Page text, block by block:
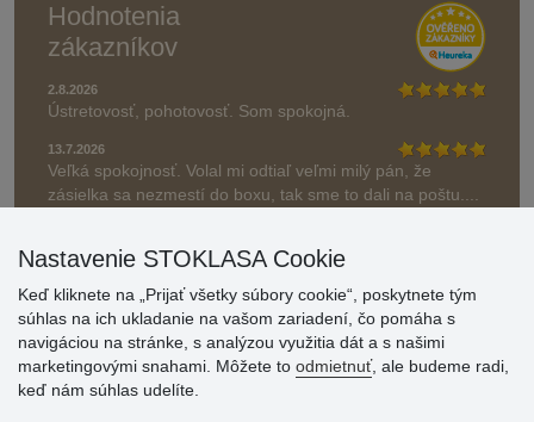
Hodnotenia
zákazníkov
2.8.2026
Ústretovosť, pohotovosť. Som spokojná.
13.7.2026
Veľká spokojnosť. Volal mi odtiaľ veľmi milý pán, že
zásielka sa nezmestí do boxu, tak sme to dali na poštu....
» Aktuálne 6948 recenzií
Nastavenie STOKLASA Cookie
Keď kliknete na „Prijať všetky súbory cookie“, poskytnete tým
súhlas na ich ukladanie na vašom zariadení, čo pomáha s
navigáciou na stránke, s analýzou využitia dát a s našimi
marketingovými snahami. Môžete to odmietnuť, ale budeme radi,
keď nám súhlas udelíte.